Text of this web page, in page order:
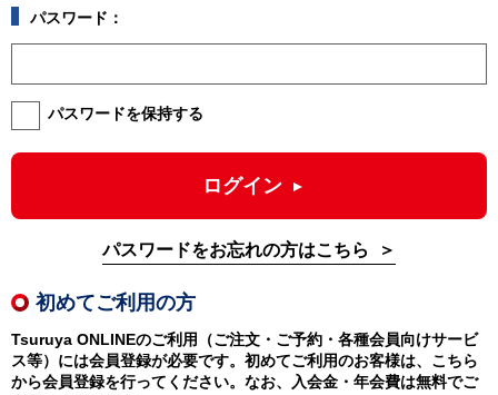
パスワード：
パスワードを保持する
ログイン
パスワードをお忘れの方はこちら
初めてご利用の方
Tsuruya ONLINEのご利用（ご注文・ご予約・各種会員向けサービ
ス等）には会員登録が必要です。初めてご利用のお客様は、こちら
から会員登録を行ってください。なお、入会金・年会費は無料でご